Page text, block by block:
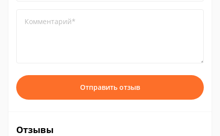
Комментарий*
Отправить отзыв
Отзывы